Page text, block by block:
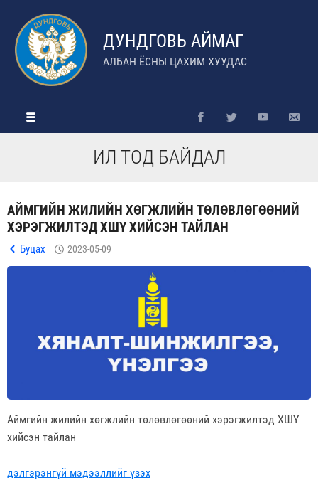
ДУНДГОВЬ АЙМАГ
АЛБАН ЁСНЫ ЦАХИМ ХУУДАС
ИЛ ТОД БАЙДАЛ
АЙМГИЙН ЖИЛИЙН ХӨГЖЛИЙН ТӨЛӨВЛӨГӨӨНИЙ
ХЭРЭГЖИЛТЭД ХШҮ ХИЙСЭН ТАЙЛАН
Буцах 2023-05-09
Аймгийн жилийн хөгжлийн төлөвлөгөөний хэрэгжилтэд ХШҮ
хийсэн тайлан
дэлгэрэнгүй мэдээллийг үзэх